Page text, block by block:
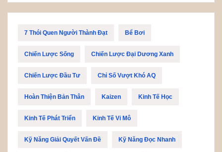
7 Thói Quen Người Thành Đạt Bể Bơi
Chiến Lược Sống Chiến Lược Đại Dương Xanh
Chiến Lược Đầu Tư Chỉ Số Vượt Khó AQ
Hoàn Thiện Bản Thân Kaizen Kinh Tế Học
Kinh Tế Phát Triển Kinh Tế Vi Mô
Kỹ Năng Giải Quyết Vấn Đề Kỹ Năng Đọc Nhanh